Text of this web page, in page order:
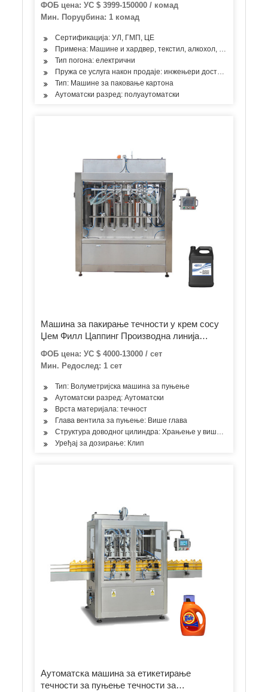
ФОБ цена: УС $ 3999-150000 / комад
Мин. Поруџбина: 1 комад
Сертификација: УЛ, ГМП, ЦЕ
Примена: Машине и хардвер, текстил, алкохол, хемикалије,
Тип погона: електрични
Пружа се услуга након продаје: инжењери доступни сервису
Тип: Машине за паковање картона
Аутоматски разред: полуаутоматски
Машина за пакирање течности у крем сосу
Џем Филл Цаппинг Производна линија
Линеарни тип Аутоматска машина за
пуњење са 4 млазнице
ФОБ цена: УС $ 4000-13000 / сет
Мин. Редослед: 1 сет
Тип: Волуметријска машина за пуњење
Аутоматски разред: Аутоматски
Врста материјала: течност
Глава вентила за пуњење: Више глава
Структура доводног цилиндра: Храњење у више просторија
Уређај за дозирање: Клип
Аутоматска машина за етикетирање
течности за пуњење течности за